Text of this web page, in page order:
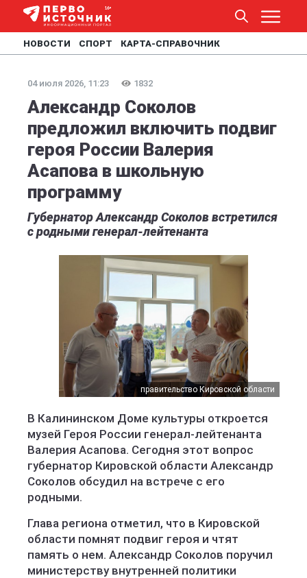
НОВОСТИ СПОРТ КАРТА-СПРАВОЧНИК
04 июля 2026, 11:23 1832
Александр Соколов
предложил включить подвиг
героя России Валерия
Асапова в школьную
программу
Губернатор Александр Соколов встретился
с родными генерал-лейтенанта
правительство Кировской области
В Калининском Доме культуры откроется
музей Героя России генерал-лейтенанта
Валерия Асапова. Сегодня этот вопрос
губернатор Кировской области Александр
Соколов обсудил на встрече с его
родными.
Глава региона отметил, что в Кировской
области помнят подвиг героя и чтят
память о нем. Александр Соколов поручил
министерству внутренней политики